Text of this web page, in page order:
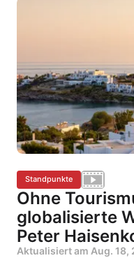
Standpunkte
Ohne
globalisierte
Peter
Aktualisiert am Aug. 18,